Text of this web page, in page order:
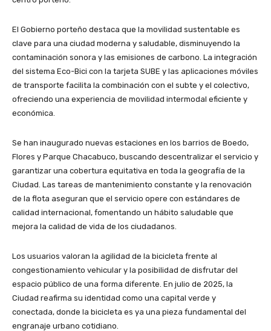
El Gobierno porteño destaca que la movilidad sustentable es
clave para una ciudad moderna y saludable, disminuyendo la
contaminación sonora y las emisiones de carbono. La integración
del sistema Eco-Bici con la tarjeta SUBE y las aplicaciones móviles
de transporte facilita la combinación con el subte y el colectivo,
ofreciendo una experiencia de movilidad intermodal eficiente y
económica.
Se han inaugurado nuevas estaciones en los barrios de Boedo,
Flores y Parque Chacabuco, buscando descentralizar el servicio y
garantizar una cobertura equitativa en toda la geografía de la
Ciudad. Las tareas de mantenimiento constante y la renovación
de la flota aseguran que el servicio opere con estándares de
calidad internacional, fomentando un hábito saludable que
mejora la calidad de vida de los ciudadanos.
Los usuarios valoran la agilidad de la bicicleta frente al
congestionamiento vehicular y la posibilidad de disfrutar del
espacio público de una forma diferente. En julio de 2025, la
Ciudad reafirma su identidad como una capital verde y
conectada, donde la bicicleta es ya una pieza fundamental del
engranaje urbano cotidiano.